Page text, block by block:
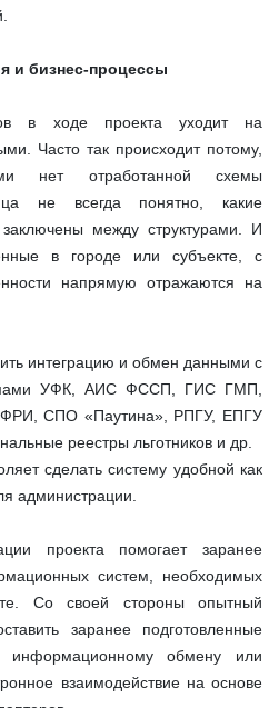
и бизнес-процессы
в ходе проекта уходит на
Часто так происходит потому,
нет отработанной схемы
не всегда понятно, какие
между структурами. И
в городе или субъекте, с
напрямую отражаются на
интеграцию и обмен данными с
УФК, АИС ФССП, ГИС ГМП,
СПО «Паутина», РПГУ, ЕПГУ
реестры льготников и др.
сделать систему удобной как
администрации.
проекта помогает заранее
систем, необходимых
Со своей стороны опытный
заранее подготовленные
обмену или
взаимодействие на основе